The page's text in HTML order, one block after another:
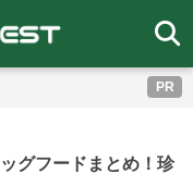
PR
グフードまとめ！珍